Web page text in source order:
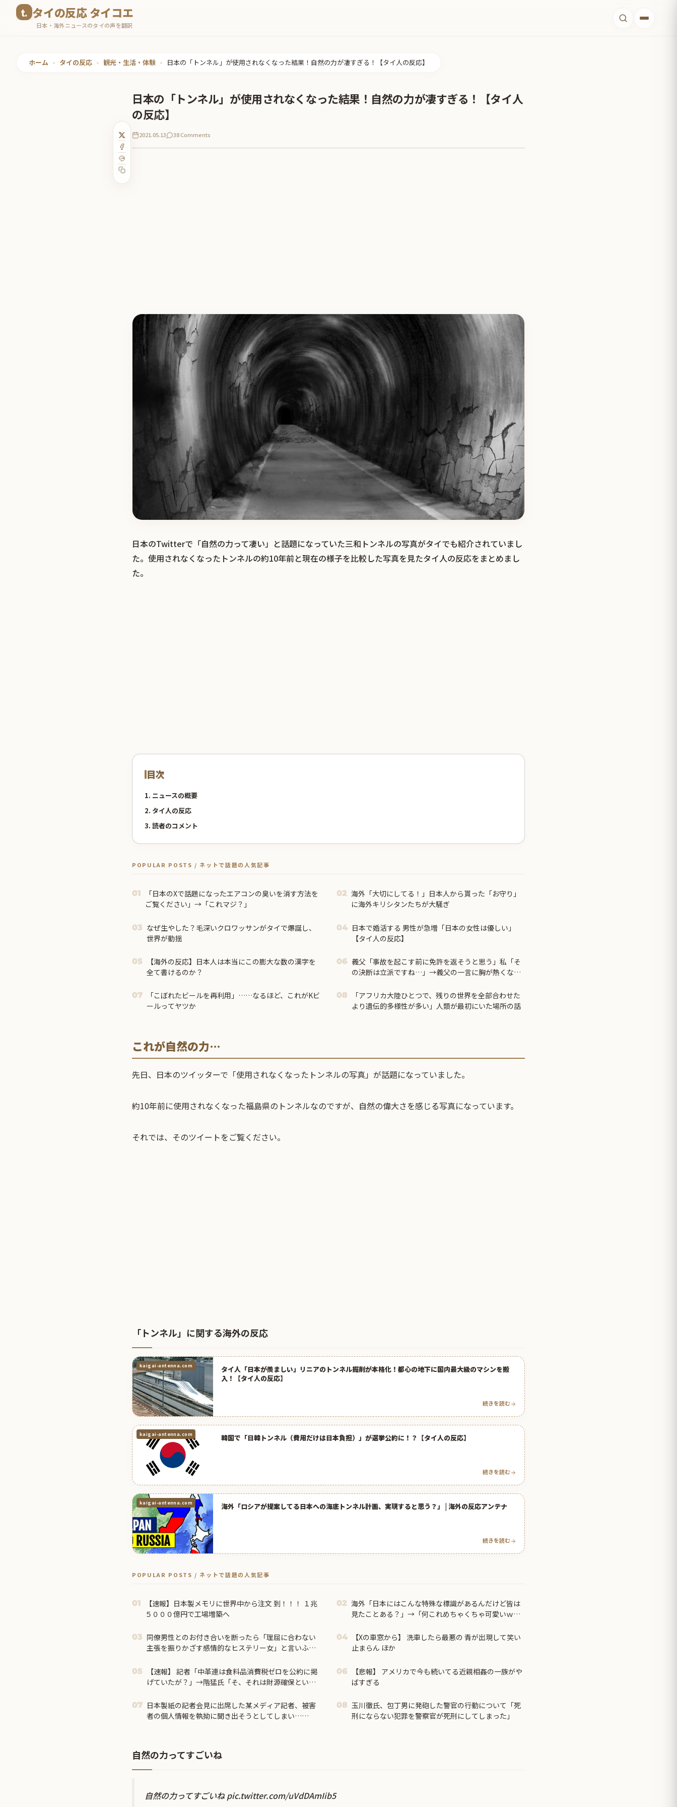
タイの反応 タイコエ
日本・海外ニュースのタイの声を翻訳
ホーム • タイの反応 • 観光・生活・体験 • 日本の「トンネル」が使用されなくなった結果！自然の力が凄すぎる！【タイ人の反応】
日本の「トンネル」が使用されなくなった結果！自然の力が凄すぎる！【タイ人
の反応】
2021.05.13 38 Comments
日本のTwitterで「自然の力って凄い」と話題になっていた三和トンネルの写真がタイでも紹介されていまし
た。使用されなくなったトンネルの約10年前と現在の様子を比較した写真を見たタイ人の反応をまとめまし
た。
目次
1. ニュースの概要
2. タイ人の反応
3. 読者のコメント
POPULAR POSTS / ネットで話題の人気記事
01
「日本のXで話題になったエアコンの臭いを消す方法を
ご覧ください」→「これマジ？」
02 海外「大切にしてる！」日本人から貰った「お守り」
に海外キリシタンたちが大騒ぎ
03 なぜ生やした？毛深いクロワッサンがタイで爆誕し、
世界が動揺
04 日本で婚活する 男性が急増「日本の女性は優しい」
【タイ人の反応】
05
【海外の反応】日本人は本当にこの膨大な数の漢字を
全て書けるのか？
06 義父「事故を起こす前に免許を返そうと思う」私「そ
の決断は立派ですね…」→義父の一言に胸が熱くなっ
07
「こぼれたビールを再利用」……なるほど、これがKビ
ールってヤツか
08
「アフリカ大陸ひとつで、残りの世界を全部合わせた
より遺伝的多様性が多い」人類が最初にいた場所の話
これが自然の力…
先日、日本のツイッターで「使用されなくなったトンネルの写真」が話題になっていました。
約10年前に使用されなくなった福島県のトンネルなのですが、自然の偉大さを感じる写真になっています。
それでは、そのツイートをご覧ください。
「トンネル」に関する海外の反応
kaigai-antenna.com
タイ人「日本が羨ましい」リニアのトンネル掘削が本格化！都心の地下に国内最大級のマシンを搬
入！【タイ人の反応】
続きを読む
kaigai-antenna.com 韓国で「日韓トンネル（費用だけは日本負担）」が選挙公約に！？【タイ人の反応】
続きを読む
kaigai-antenna.com 海外「ロシアが提案してる日本への海底トンネル計画、実現すると思う？」 | 海外の反応アンテナ
続きを読む
POPULAR POSTS / ネットで話題の人気記事
01
【速報】日本製メモリに世界中から注文 到！！！ １兆
５０００億円で工場増築へ
02 海外「日本にはこんな特殊な標識があるんだけど皆は
見たことある？」→「何これめちゃくちゃ可愛いｗ
03 同僚男性とのお付き合いを断ったら「理屈に合わない
主張を振りかざす感情的なヒステリー女」と言いふら
04
【Xの車窓から】 洗車したら最悪の 青が出現して笑い
止まらん ほか
05
【速報】 記者「中革連は食料品消費税ゼロを公約に掲
げていたが？」→階猛氏「そ、それは財源確保という
06
【悲報】 アメリカで今も続いてる近親相姦の一族がや
ばすぎる
07 日本製紙の記者会見に出席した某メディア記者、被害
者の個人情報を執拗に聞き出そうとしてしまい……
08 玉川徹氏、包丁男に発砲した警官の行動について「死
刑にならない犯罪を警察官が死刑にしてしまった」
自然の力ってすごいね
自然の力ってすごいね pic.twitter.com/uVdDAmIib5